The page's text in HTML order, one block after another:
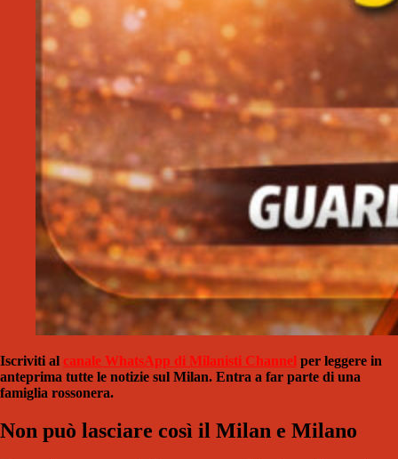
Iscriviti al canale WhatsApp di Milanisti Channel per leggere in
anteprima tutte le notizie sul Milan. Entra a far parte di una
famiglia rossonera.
Non può lasciare così il Milan e Milano